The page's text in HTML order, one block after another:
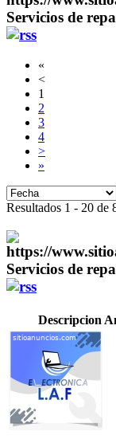
Servicios de
«
<
1
2
3
4
>
»
Resultados 1 - 20 de
Servicios de
Descripcion